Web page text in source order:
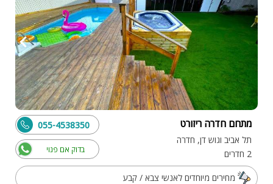
מתחם חדרה ריזורט
תל אביב וגוש דן, חדרה
2 חדרים
בדוק אם פנוי
055-4538350
מחירים מיוחדים לאנשי צבא / קבע